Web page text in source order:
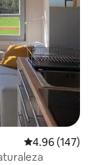
Calificación
4.96 (147)